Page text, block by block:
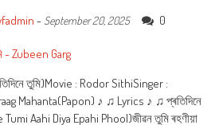
- September 20, 2025 0
তুমি)Movie : Rodor SithiSinger :
Mahanta(Papon) ♪ ♫ Lyrics ♪ ♫ প্ৰতিদিনে
Aahi Diya Epahi Phool)জীৱন তুমি ৰহণীয়া